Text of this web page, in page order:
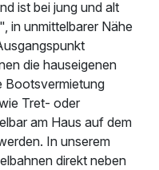
p.P. ab249,00 €
ist bei jung und alt
in unmittelbarer Nähe
die hauseigenen
Bootsvermietung
Tret- oder
am Haus auf dem
In unserem
direkt neben